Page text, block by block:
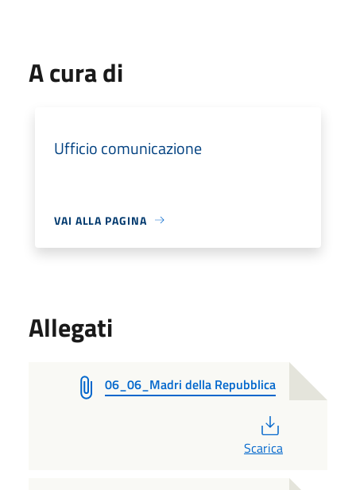
A cura di
Ufficio comunicazione
VAI ALLA PAGINA
Allegati
06_06_Madri della Repubblica
Scarica